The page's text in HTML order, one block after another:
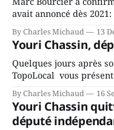
avait annoncé dès
fait l’annonce en
rassemblés en soirée
By Charles Michaud 13
Youri Chassin,
Quelques jours après
TopoLocal vous
depuis longtemps?
ans? Joindrait-il un
conservateurs d’Éric
By Charles Michaud 16
Youri Chassin
député